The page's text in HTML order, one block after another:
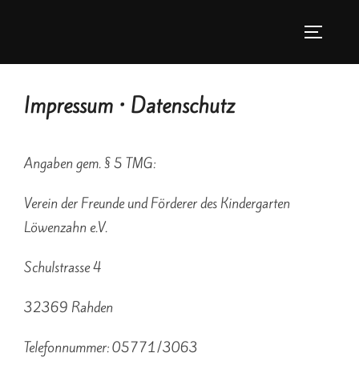
Impressum • Datenschutz
Angaben gem. § 5 TMG:
Verein der Freunde und Förderer des Kindergarten
Löwenzahn e.V.
Schulstrasse 4
32369 Rahden
Telefonnummer: 05771/3063